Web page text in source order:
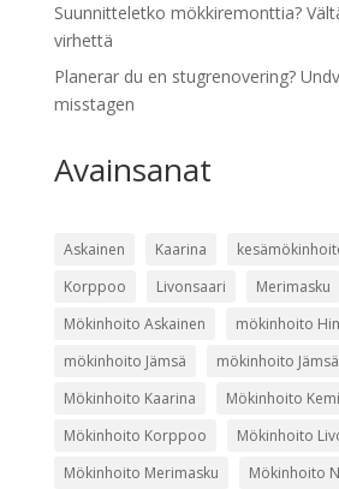
Suunnitteletko mökkiremonttia?
virhettä
Planerar du en stugrenovering?
misstagen
Avainsanat
Askainen Kaarina
Korppoo
Livonsaari Merimasku
Mökinhoito Askainen
mökinhoito
mökinhoito Jämsä
mökinhoito
Mökinhoito Kaarina
Mökinhoito
Mökinhoito Korppoo
Mökinhoito
Mökinhoito Merimasku
Mökinhoito